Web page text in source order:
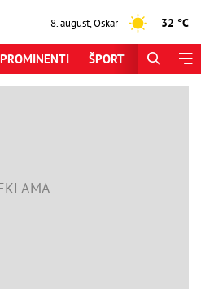
8. august,Oskar 32 °C
PROMINENTI ŠPORT